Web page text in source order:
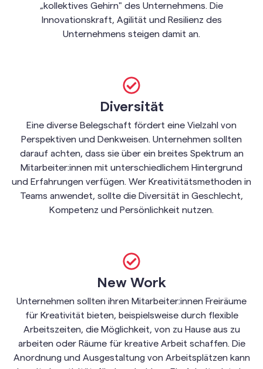
„kollektives Gehirn" des Unternehmens. Die
Innovationskraft, Agilität und Resilienz des
Unternehmens steigen damit an.
Diversität
Eine diverse Belegschaft fördert eine Vielzahl von
Perspektiven und Denkweisen. Unternehmen sollten
darauf achten, dass sie über ein breites Spektrum an
Mitarbeiter:innen mit unterschiedlichem Hintergrund
und Erfahrungen verfügen. Wer Kreativitätsmethoden in
Teams anwendet, sollte die Diversität in Geschlecht,
Kompetenz und Persönlichkeit nutzen.
New Work
Unternehmen sollten ihren Mitarbeiter:innen Freiräume
für Kreativität bieten, beispielsweise durch flexible
Arbeitszeiten, die Möglichkeit, von zu Hause aus zu
arbeiten oder Räume für kreative Arbeit schaffen. Die
Anordnung und Ausgestaltung von Arbeitsplätzen kann